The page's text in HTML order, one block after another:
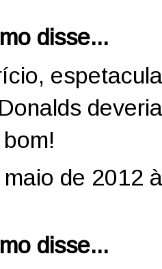
disse...
maio de 2012
disse...